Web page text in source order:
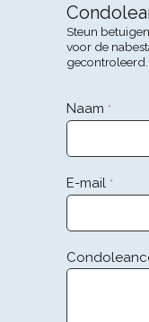
Steun
voor de
gecontroleerd.
Naam *
E-mail *